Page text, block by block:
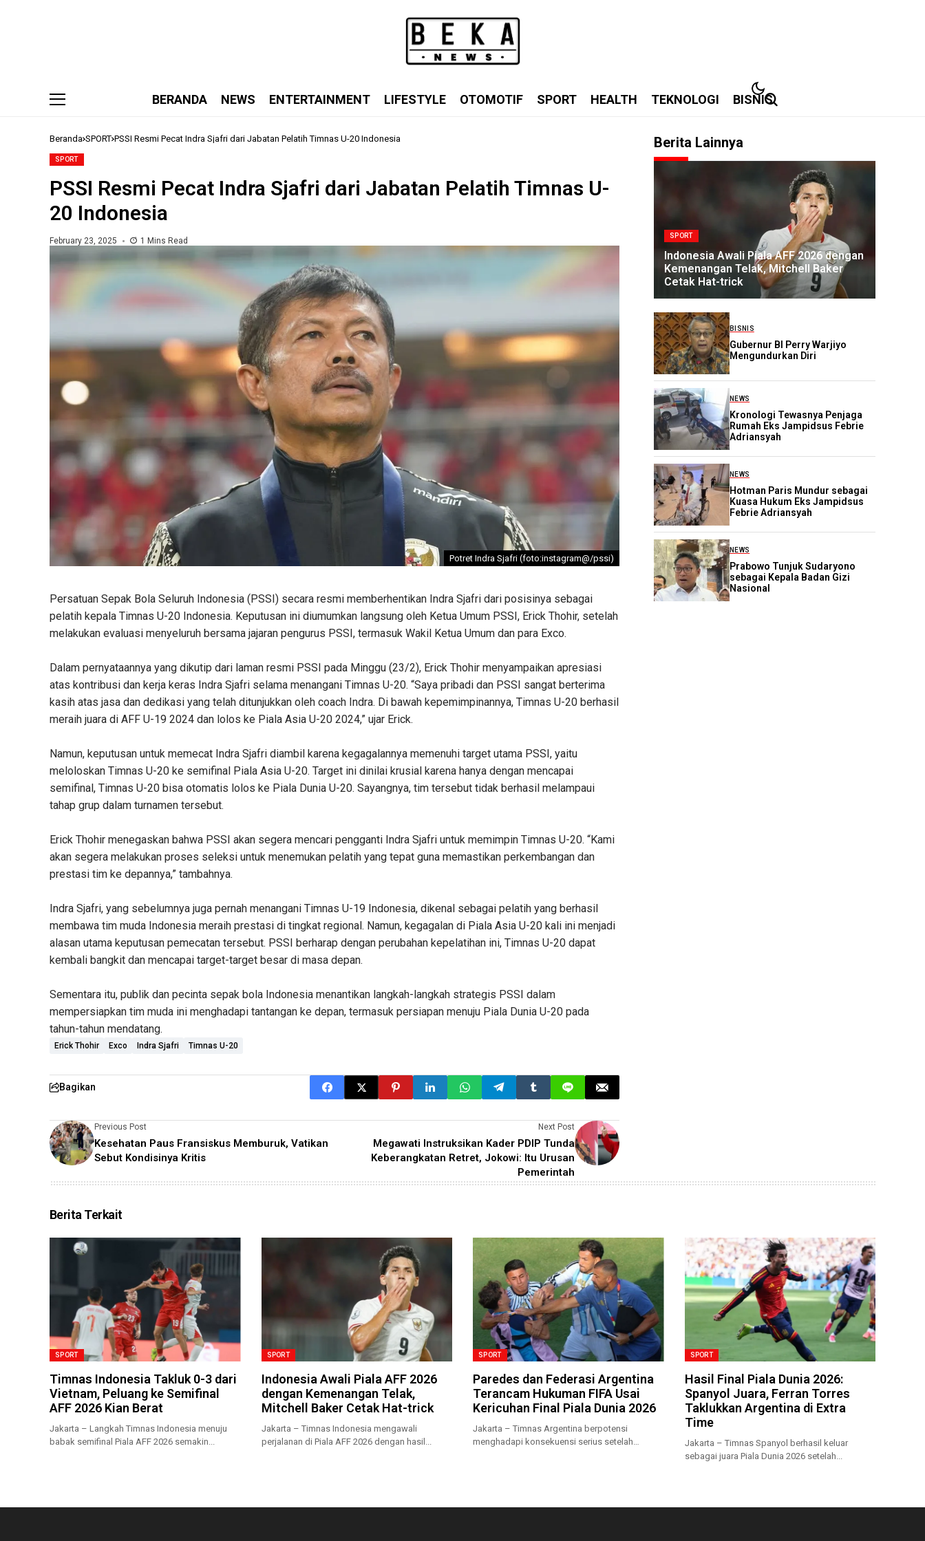
BERANDA NEWS ENTERTAINMENT LIFESTYLE OTOMOTIF SPORT HEALTH TEKNOLOGI BISNIS
Beranda SPORT PSSI Resmi Pecat Indra Sjafri dari Jabatan Pelatih Timnas U-20 Indonesia
SPORT
PSSI Resmi Pecat Indra Sjafri dari Jabatan Pelatih Timnas U-
20 Indonesia
February 23, 2025 1 Mins Read
Potret Indra Sjafri (foto:instagram@/pssi)
Persatuan Sepak Bola Seluruh Indonesia (PSSI) secara resmi memberhentikan Indra Sjafri dari posisinya sebagai
pelatih kepala Timnas U-20 Indonesia. Keputusan ini diumumkan langsung oleh Ketua Umum PSSI, Erick Thohir, setelah
melakukan evaluasi menyeluruh bersama jajaran pengurus PSSI, termasuk Wakil Ketua Umum dan para Exco.
Dalam pernyataannya yang dikutip dari laman resmi PSSI pada Minggu (23/2), Erick Thohir menyampaikan apresiasi
atas kontribusi dan kerja keras Indra Sjafri selama menangani Timnas U-20. “Saya pribadi dan PSSI sangat berterima
kasih atas jasa dan dedikasi yang telah ditunjukkan oleh coach Indra. Di bawah kepemimpinannya, Timnas U-20 berhasil
meraih juara di AFF U-19 2024 dan lolos ke Piala Asia U-20 2024,” ujar Erick.
Namun, keputusan untuk memecat Indra Sjafri diambil karena kegagalannya memenuhi target utama PSSI, yaitu
meloloskan Timnas U-20 ke semifinal Piala Asia U-20. Target ini dinilai krusial karena hanya dengan mencapai
semifinal, Timnas U-20 bisa otomatis lolos ke Piala Dunia U-20. Sayangnya, tim tersebut tidak berhasil melampaui
tahap grup dalam turnamen tersebut.
Erick Thohir menegaskan bahwa PSSI akan segera mencari pengganti Indra Sjafri untuk memimpin Timnas U-20. “Kami
akan segera melakukan proses seleksi untuk menemukan pelatih yang tepat guna memastikan perkembangan dan
prestasi tim ke depannya,” tambahnya.
Indra Sjafri, yang sebelumnya juga pernah menangani Timnas U-19 Indonesia, dikenal sebagai pelatih yang berhasil
membawa tim muda Indonesia meraih prestasi di tingkat regional. Namun, kegagalan di Piala Asia U-20 kali ini menjadi
alasan utama keputusan pemecatan tersebut. PSSI berharap dengan perubahan kepelatihan ini, Timnas U-20 dapat
kembali bangkit dan mencapai target-target besar di masa depan.
Sementara itu, publik dan pecinta sepak bola Indonesia menantikan langkah-langkah strategis PSSI dalam
mempersiapkan tim muda ini menghadapi tantangan ke depan, termasuk persiapan menuju Piala Dunia U-20 pada
tahun-tahun mendatang.
Erick Thohir Exco Indra Sjafri Timnas U-20
Bagikan
Previous Post
Kesehatan Paus Fransiskus Memburuk, Vatikan
Sebut Kondisinya Kritis
Next Post
Megawati Instruksikan Kader PDIP Tunda
Keberangkatan Retret, Jokowi: Itu Urusan
Pemerintah
Berita Lainnya
SPORT
Indonesia Awali Piala AFF 2026 dengan
Kemenangan Telak, Mitchell Baker
Cetak Hat-trick
BISNIS
Gubernur BI Perry Warjiyo
Mengundurkan Diri
NEWS
Kronologi Tewasnya Penjaga
Rumah Eks Jampidsus Febrie
Adriansyah
NEWS
Hotman Paris Mundur sebagai
Kuasa Hukum Eks Jampidsus
Febrie Adriansyah
NEWS
Prabowo Tunjuk Sudaryono
sebagai Kepala Badan Gizi
Nasional
Berita Terkait
SPORT
Timnas Indonesia Takluk 0-3 dari
Vietnam, Peluang ke Semifinal
AFF 2026 Kian Berat
Jakarta – Langkah Timnas Indonesia menuju
babak semifinal Piala AFF 2026 semakin...
SPORT
Indonesia Awali Piala AFF 2026
dengan Kemenangan Telak,
Mitchell Baker Cetak Hat-trick
Jakarta – Timnas Indonesia mengawali
perjalanan di Piala AFF 2026 dengan hasil...
SPORT
Paredes dan Federasi Argentina
Terancam Hukuman FIFA Usai
Kericuhan Final Piala Dunia 2026
Jakarta – Timnas Argentina berpotensi
menghadapi konsekuensi serius setelah
SPORT
Hasil Final Piala Dunia 2026:
Spanyol Juara, Ferran Torres
Taklukkan Argentina di Extra
Time
Jakarta – Timnas Spanyol berhasil keluar
sebagai juara Piala Dunia 2026 setelah...